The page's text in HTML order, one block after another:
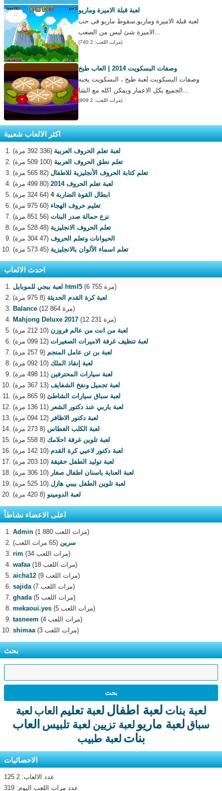
لعبة قبلة الاميرة وماريو
لعبة قبلة الاميرة وماريو,سقوط ماريو فى حب
الاميرة شئ ليس من الصعب...
(مرات اللعب: 2 740)
وصفات البسكويت 2014 | العاب طبخ
وصفات البسكويت لعبة طبخ ، البسكويت يحبه
الجميع بكل الاعمار ويمكن اكله مع الشا...
(مرات اللعب: 2 909)
اكثر الالعاب شعبية
لعبة تعلم الحروف العربية (336 392 مرة)
تعلم نطق الحروف العربية (100 509 مرة)
تعلم كتابة الحروف الأنجليزية للاطفال (82 565 مرة)
لعبة تعلم الحروف 2014
(80 499 مرة)
ابطال القوة الضاربة 4
(64 324 مرة)
تعليم حروف الهجاء (60 975 مرة)
نزع حمالة صدر البنات (56 851 مرة)
تعلم الحروف الانجليزية (48 528 مرة)
الحيوانات وتعلم الحروف (47 304 مرة)
تعلم اسماء الألوان بالانجليزية (45 573 مرة)
احدث الالعاب
لعبة ببجي للموبايل html5
(6 755 مرة)
لعبة كرة القدم الحديثة (8 975 مرة)
Balance
(12 864 مرة)
Mahjong Deluxe 2017
(12 231 مرة)
لعبة من انت من عالم فروزن (10 212 مرة)
لعبة تنظيف غرفة الاميرات الصغيرات (12 099 مرة)
لعبة بن تن عامل المنجم (9 257 مرة)
لعبة إنقاذ الملك (10 092 مرة)
لعبة سيارات المحترفين (11 498 مرة)
لعبة تجميل ونفخ الشفايف (13 367 مرة)
لعبة سباق سيارات الشاطئ (9 865 مرة)
لعبة باربي عند دكتور الشعر (11 136 مرة)
لعبة دكتور الاظافر (12 094 مرة)
لعبة الكلب الغطاس (8 273 مرة)
لعبة تلوين غرفة احلامك (8 558 مرة)
لعبة دكتور لاعبي كرة القدم (10 142 مرة)
لعبة توليد الطفل حقيقة (10 203 مرة)
لعبة العناية باسنان اطفال صغار (10 306 مرة)
لعبة تلوين الطفل بيبي هازل (10 525 مرة)
لعبة الدومينو (8 420 مرة)
اعلى الاعضاء نشاطاً
Admin
(1 880 مرات اللعب)
سرين (65 مرات اللعب)
rim
(34 مرات اللعب)
wafaa
(18 مرات اللعب)
aicha12
(9 مرات اللعب)
sajida
(7 مرات اللعب)
ghada
(5 مرات اللعب)
mekaoui.yes
(5 مرات اللعب)
tasneem
(4 مرات اللعب)
shimaa
(3 مرات اللعب)
بحث
لعبة بنات لعبة اطفال لعبة تعليم العاب لعبة
سباق لعبة ماريو لعبة تزيين لعبة تلبيس العاب
بنات لعبة طبيب
الاحصائيات
عدد الالعاب: 2 125
عدد مرات اللعب اليوم: 319